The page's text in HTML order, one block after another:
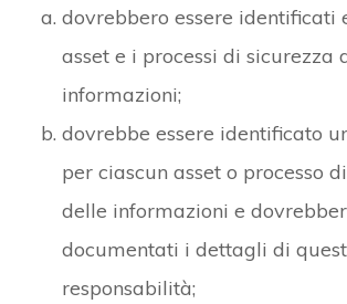
dovrebbero essere identificati
asset e i processi di sicurezza
informazioni;
dovrebbe essere identificato
per ciascun asset o processo
delle informazioni e
documentati i dettagli di
responsabilità;